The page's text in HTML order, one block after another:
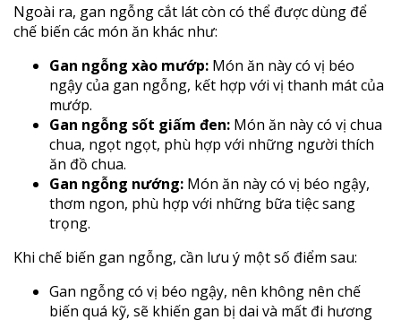
Ngoài ra, gan ngỗng cắt lát còn có thể được dùng để
chế biến các món ăn khác như:
Gan ngỗng xào mướp: Món ăn này có vị béo
ngậy của gan ngỗng, kết hợp với vị thanh mát của
mướp.
Gan ngỗng sốt giấm đen: Món ăn này có vị chua
chua, ngọt ngọt, phù hợp với những người thích
ăn đồ chua.
Gan ngỗng nướng: Món ăn này có vị béo ngậy,
thơm ngon, phù hợp với những bữa tiệc sang
trọng.
Khi chế biến gan ngỗng, cần lưu ý một số điểm sau:
Gan ngỗng có vị béo ngậy, nên không nên chế
biến quá kỹ, sẽ khiến gan bị dai và mất đi hương